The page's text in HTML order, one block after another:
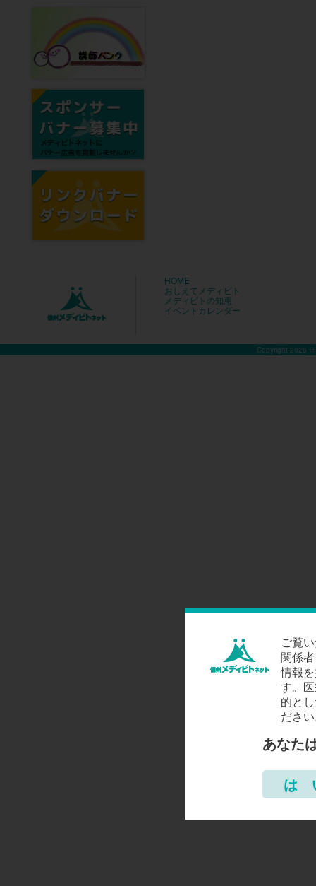
HOME
おしえてメディビト
メディビトの知恵
イベントカレンダー
Copyright 2026
ご覧
関係
情報
す。
的と
ださ
あなた
は